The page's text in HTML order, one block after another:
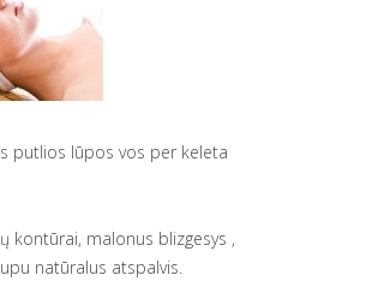
putlios lūpos vos per keleta
kontūrai, malonus blizgesys ,
natūralus atspalvis.